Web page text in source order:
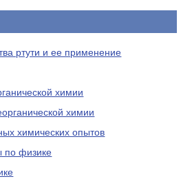
ртути и ее применение
химии
химии
химических опытов
по физике